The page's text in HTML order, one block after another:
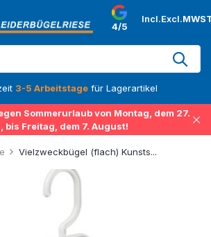
4/5
Incl.Excl.
3-5 Arbeitstage für Lagerartikel
Sommerurlaub von Montag, dem 27.
bis Freitag, dem 7. August!
Vielzweckbügel (flach) Kunsts...